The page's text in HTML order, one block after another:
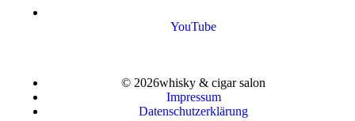
YouTube
© 2026whisky & cigar salon
Impressum
Datenschutzerklärung